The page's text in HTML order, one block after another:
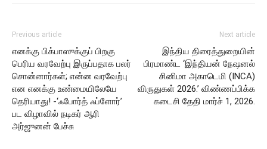
Previous article
எனக்கு பிக்பாஸுக்குப் பிறகு
பெரிய வரவேற்பு இருப்பதாக பலர்
சொன்னார்கள்; என்ன வரவேற்பு
என எனக்கு உண்மையிலேயே
தெரியாது! -‘ஃபோர்த் ஃப்ளோர்’
பட விழாவில் நடிகர் ஆரி
அர்ஜுனன் பேச்சு
Next article
இந்திய திரைத்துறையின்
பிரமாண்ட ‘இந்தியன் நேஷனல்
சினிமா அகாடெமி (INCA)
விருதுகள் 2026.’ விண்ணப்பிக்க
கடைசி தேதி மார்ச் 1, 2026.